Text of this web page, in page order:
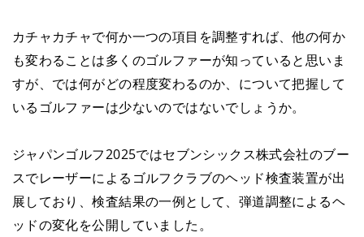
カチャカチャで何か一つの項目を調整すれば、他の何か
も変わることは多くのゴルファーが知っていると思いま
すが、では何がどの程度変わるのか、について把握して
いるゴルファーは少ないのではないでしょうか。
ジャパンゴルフ2025ではセブンシックス株式会社のブー
スでレーザーによるゴルフクラブのヘッド検査装置が出
展しており、検査結果の一例として、弾道調整によるヘ
ッドの変化を公開していました。